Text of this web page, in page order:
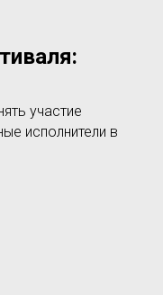
участие
исполнители в